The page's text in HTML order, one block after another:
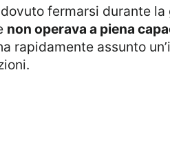
dovuto fermarsi durante
non operava a piena
rapidamente assunto